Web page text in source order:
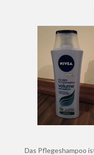
Das Pflegeshampoo ist ungewohnter Weise nicht weiß,